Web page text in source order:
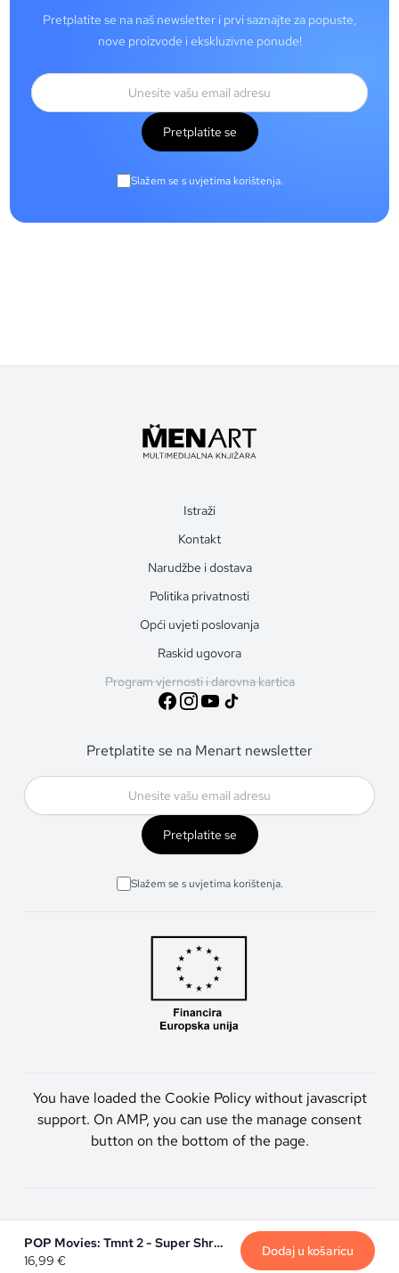
Pretplatite se na naš newsletter i prvi saznajte za popuste,
nove proizvode i ekskluzivne ponude!
Pretplatite se
Slažem se s uvjetima korištenja.
POP Movies: Tmnt 2 - Super Shredder
16,99€
Dodaj u košaricu
Istraži
Kontakt
Narudžbe i dostava
Politika privatnosti
Opći uvjeti poslovanja
Raskid ugovora
Program vjernosti i darovna kartica
Pretplatite se na Menart newsletter
Pretplatite se
Slažem se s uvjetima korištenja.
You have loaded the Cookie Policy without javascript
support. On AMP, you can use the manage consent
button on the bottom of the page.
Artmen d.o.o. © 2026. Sva prava pridržana.